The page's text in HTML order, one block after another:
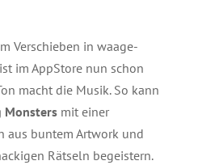
Verschieben in waage-
im AppStore nun schon
macht die Musik. So kann
Monstersmit einer
aus buntem Artwork und
Rätseln begeistern.